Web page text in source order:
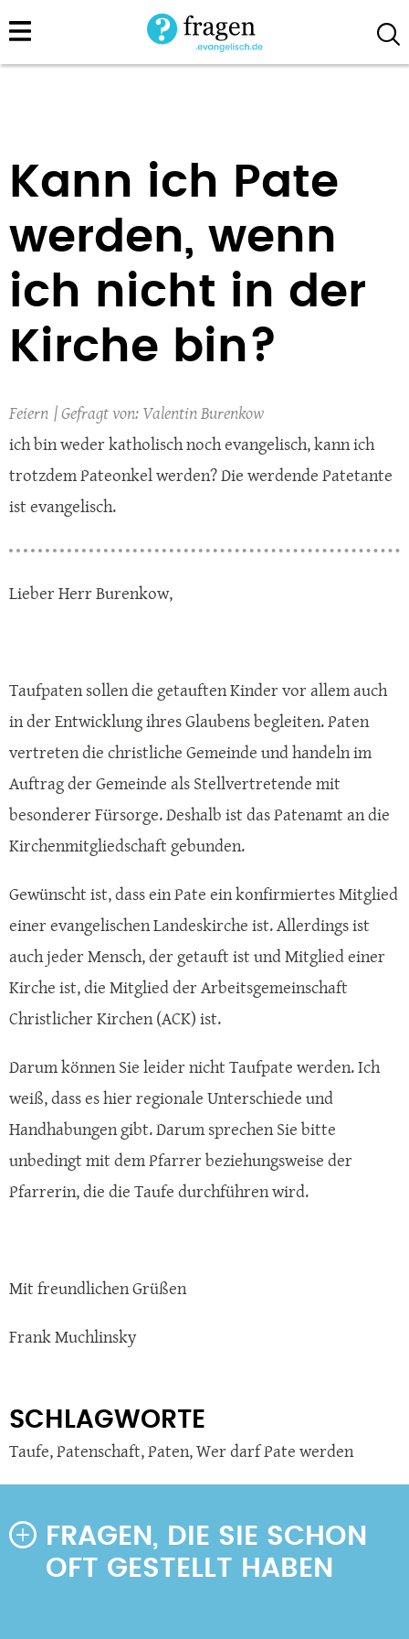
Direkt
zum
Kann ich Pate
werden, wenn
ich nicht in der
Kirche bin?
Feiern
Valentin Burenkow
ich bin weder katholisch noch evangelisch, kann ich
trotzdem Pateonkel werden? Die werdende Patetante
ist evangelisch.
Lieber Herr Burenkow,
Taufpaten sollen die getauften Kinder vor allem auch
in der Entwicklung ihres Glaubens begleiten. Paten
vertreten die christliche Gemeinde und handeln im
Auftrag der Gemeinde als Stellvertretende mit
besonderer Fürsorge. Deshalb ist das Patenamt an die
Kirchenmitgliedschaft gebunden.
Gewünscht ist, dass ein Pate ein konfirmiertes Mitglied
einer evangelischen Landeskirche ist. Allerdings ist
auch jeder Mensch, der getauft ist und Mitglied einer
Kirche ist, die Mitglied der Arbeitsgemeinschaft
Christlicher Kirchen (ACK) ist.
Darum können Sie leider nicht Taufpate werden. Ich
weiß, dass es hier regionale Unterschiede und
Handhabungen gibt. Darum sprechen Sie bitte
unbedingt mit dem Pfarrer beziehungsweise der
Pfarrerin, die die Taufe durchführen wird.
Mit freundlichen Grüßen
Frank Muchlinsky
SCHLAGWORTE
Taufe,Patenschaft,Paten,Wer darf Pate werden
FRAGEN, DIE SIE SCHON
OFT GESTELLT HABEN